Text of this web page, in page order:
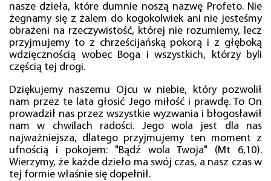
nasze dzieła, które dumnie noszą nazwę Profeto. Nie
żegnamy się z żalem do kogokolwiek ani nie jesteśmy
obrażeni na rzeczywistość, której nie rozumiemy, lecz
przyjmujemy to z chrześcijańską pokorą i z głęboką
wdzięcznością wobec Boga i wszystkich, którzy byli
częścią tej drogi.
Dziękujemy naszemu Ojcu w niebie, który pozwolił
nam przez te lata głosić Jego miłość i prawdę. To On
prowadził nas przez wszystkie wyzwania i błogosławił
nam w chwilach radości. Jego wola jest dla nas
najważniejsza, dlatego przyjmujemy ten moment z
ufnością i pokojem: "Bądź wola Twoja" (Mt 6,10).
Wierzymy, że każde dzieło ma swój czas, a nasz czas w
tej formie właśnie się dopełnił.